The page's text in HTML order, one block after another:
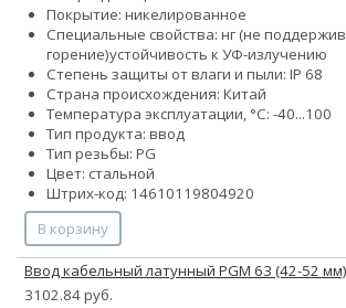
Покрытие: никелированное
Специальные свойства: нг (не
горение)устойчивость к УФ-излучению
Степень защиты от влаги и пыли: IP 68
Страна происхождения: Китай
Температура эксплуатации, °С: -40...100
Тип продукта: ввод
Тип резьбы: PG
Цвет: стальной
Штрих-код: 14610119804920
В корзину
Ввод кабельный латунный PGM 63 (42-52
3102.84 руб.